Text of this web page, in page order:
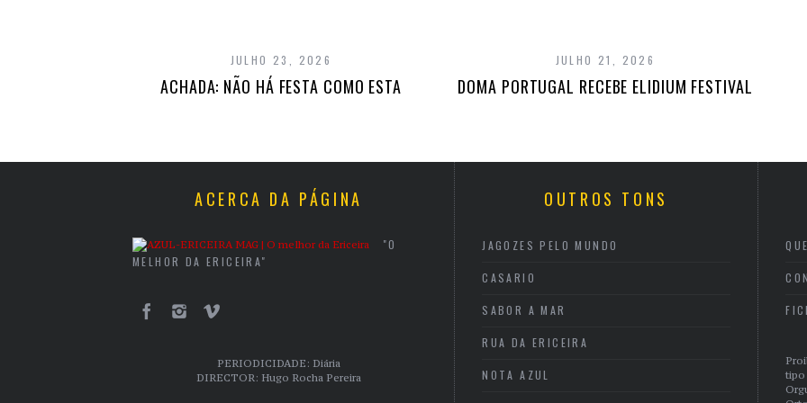
JULHO 23, 2026
ACHADA: NÃO HÁ FESTA COMO ESTA
JULHO 21, 2026
DOMA PORTUGAL RECEBE ELIDIUM FESTIVAL
ACERCA DA PÁGINA
"O
MELHOR DA ERICEIRA"
PERIODICIDADE: Diária
DIRECTOR: Hugo Rocha Pereira
OUTROS TONS
JAGOZES PELO MUNDO
CASARIO
SABOR A MAR
RUA DA ERICEIRA
NOTA AZUL
tipo